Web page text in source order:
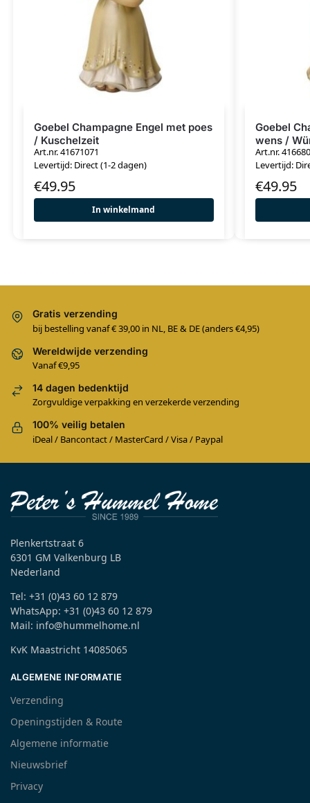
Goebel Champagne Engel met poes
/ Kuschelzeit
Art.nr. 41671071
Levertijd: Direct (1-2 dagen)
€49.95
In winkelmand
Goebel
wens /
Art.nr.
Levertijd:
€49.95
Gratis verzending
bij bestelling vanaf € 39,00 in NL, BE & DE (anders €4,95)
Wereldwijde verzending
Vanaf €9,95
14 dagen bedenktijd
Zorgvuldige verpakking en verzekerde verzending
100% veilig betalen
iDeal / Bancontact / MasterCard / Visa / Paypal
Plenkertstraat 6
6301 GM Valkenburg LB
Nederland
Tel: +31 (0)43 60 12 879
WhatsApp: +31 (0)43 60 12 879
Mail: info@hummelhome.nl
KvK Maastricht 14085065
ALGEMENE INFORMATIE
Verzending
Openingstijden & Route
Algemene informatie
Nieuwsbrief
Privacy